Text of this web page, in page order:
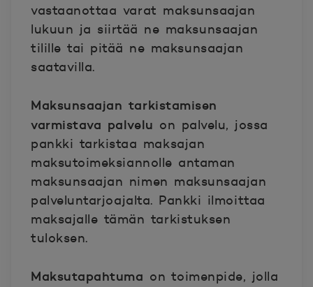
vastaanottaa varat maksunsaajan
lukuun ja siirtää ne maksunsaajan
tilille tai pitää ne maksunsaajan
saatavilla.
Maksunsaajan tarkistamisen
varmistava palvelu on palvelu, jossa
pankki tarkistaa maksajan
maksutoimeksiannolle antaman
maksunsaajan nimen maksunsaajan
palveluntarjoajalta. Pankki ilmoittaa
maksajalle tämän tarkistuksen
tuloksen.
Maksutapahtuma on toimenpide, jolla